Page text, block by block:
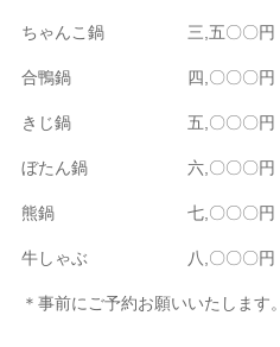
ちゃんこ鍋 三,五〇〇円
合鴨鍋 四,〇〇〇円
きじ鍋 五,〇〇〇円
ぼたん鍋 六,〇〇〇円
熊鍋 七,〇〇〇円
牛しゃぶ 八,〇〇〇円
＊事前にご予約お願いいたします。